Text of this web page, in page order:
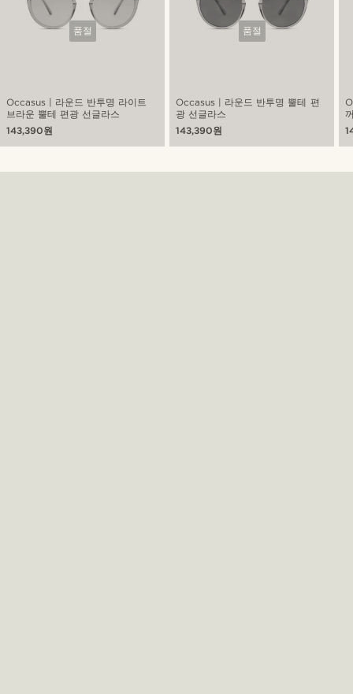
품절
Occasus | 라운드 반투명 라이트
브라운 뿔테 편광 선글라스
143,390원
품절
Occasus | 라운드 반투명 뿔테 편
광 선글라스
143,390원